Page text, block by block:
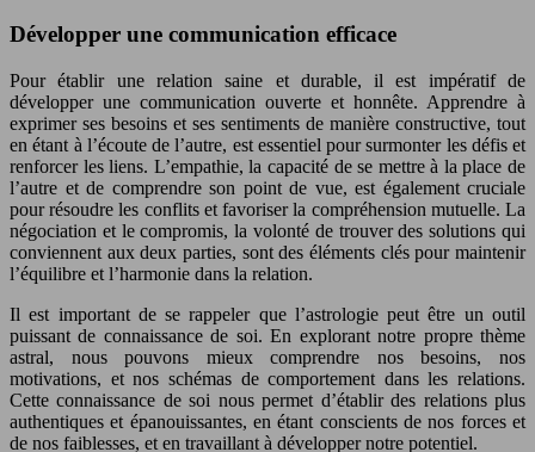
Développer une communication efficace
Pour établir une relation saine et durable, il est impératif de
développer une communication ouverte et honnête. Apprendre à
exprimer ses besoins et ses sentiments de manière constructive, tout
en étant à l’écoute de l’autre, est essentiel pour surmonter les défis et
renforcer les liens. L’empathie, la capacité de se mettre à la place de
l’autre et de comprendre son point de vue, est également cruciale
pour résoudre les conflits et favoriser la compréhension mutuelle. La
négociation et le compromis, la volonté de trouver des solutions qui
conviennent aux deux parties, sont des éléments clés pour maintenir
l’équilibre et l’harmonie dans la relation.
Il est important de se rappeler que l’astrologie peut être un outil
puissant de connaissance de soi. En explorant notre propre thème
astral, nous pouvons mieux comprendre nos besoins, nos
motivations, et nos schémas de comportement dans les relations.
Cette connaissance de soi nous permet d’établir des relations plus
authentiques et épanouissantes, en étant conscients de nos forces et
de nos faiblesses, et en travaillant à développer notre potentiel.